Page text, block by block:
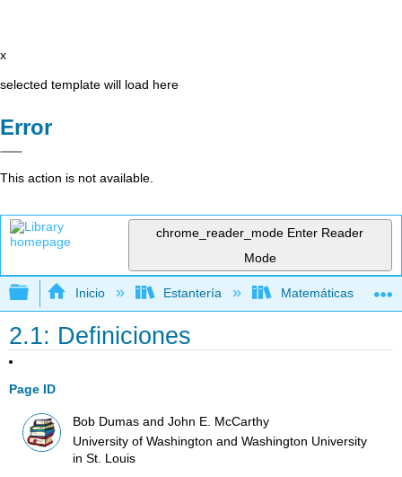
x
selected template will load here
Error
This action is not available.
chrome_reader_mode Enter Reader
Mode
Expandir/contraer jerarquía global
Inicio Estantería Matemáticas
2.1: Definiciones
Page ID
Bob Dumas and John E. McCarthy
University of Washington and Washington University
in St. Louis